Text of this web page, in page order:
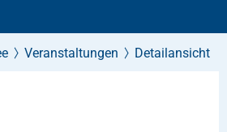
Veranstaltungen Detailansicht